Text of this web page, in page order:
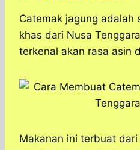
a
t
A
p
c
e
b
o
k
s
s
n
e
l
e
r
m
y
p
n
e
Catemak jagung adalah
khas dari Nusa
terkenal akan rasa asin
Makanan ini terbuat